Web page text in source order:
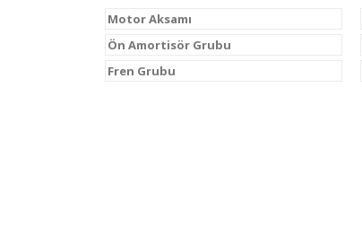
Motor Aksamı
Ön Amortisör Grubu
Fren Grubu